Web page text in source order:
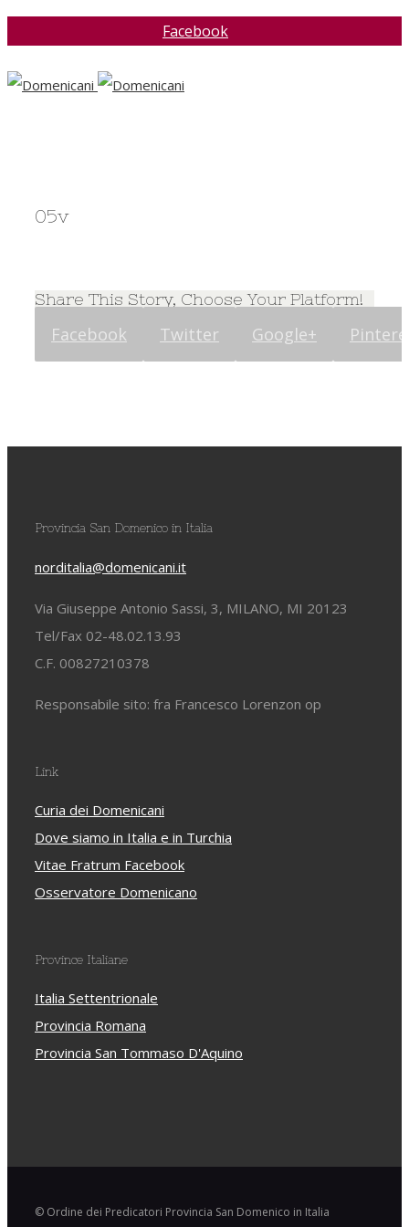
Facebook
05v
Share This Story, Choose Your Platform!
Facebook Twitter Google+
Provincia San Domenico in Italia
norditalia@domenicani.it
Via Giuseppe Antonio Sassi, 3, MILANO, MI 20123
Tel/Fax 02-48.02.13.93
C.F. 00827210378
Responsabile sito: fra Francesco Lorenzon op
Link
Curia dei Domenicani
Dove siamo in Italia e in Turchia
Vitae Fratrum Facebook
Osservatore Domenicano
Province Italiane
Italia Settentrionale
Provincia Romana
Provincia San Tommaso D'Aquino
© Ordine dei Predicatori Provincia San Domenico in Italia